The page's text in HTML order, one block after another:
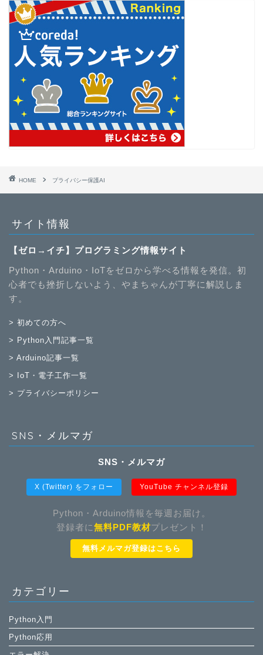
HOME プライバシー保護AI
サイト情報
【ゼロ→イチ】プログラミング情報サイト
Python・Arduino・IoTをゼロから学べる情報を発信。初
心者でも挫折しないよう、やまちゃんが丁寧に解説しま
す。
> 初めての方へ
> Python入門記事一覧
> Arduino記事一覧
> IoT・電子工作一覧
> プライバシーポリシー
SNS・メルマガ
SNS・メルマガ
X (Twitter) をフォロー YouTube チャンネル登録
Python・Arduino情報を毎週お届け。
登録者に無料PDF教材プレゼント！
無料メルマガ登録はこちら
カテゴリー
Python入門
Python応用